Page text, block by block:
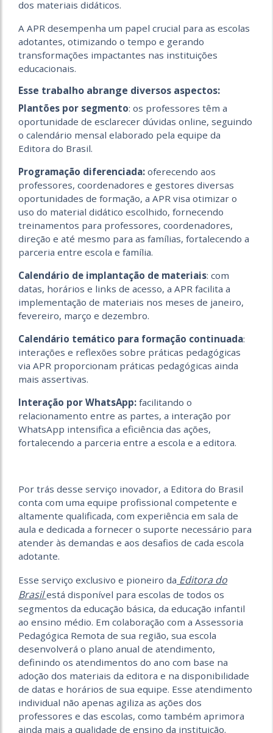
dos materiais didáticos.
A APR desempenha um papel crucial para as escolas
adotantes, otimizando o tempo e gerando
transformações impactantes nas instituições
educacionais.
Esse trabalho abrange diversos aspectos:
Plantões por segmento: os professores têm a
oportunidade de esclarecer dúvidas online, seguindo
o calendário mensal elaborado pela equipe da
Editora do Brasil.
Programação diferenciada: oferecendo aos
professores, coordenadores e gestores diversas
oportunidades de formação, a APR visa otimizar o
uso do material didático escolhido, fornecendo
treinamentos para professores, coordenadores,
direção e até mesmo para as famílias, fortalecendo a
parceria entre escola e família.
Calendário de implantação de materiais: com
datas, horários e links de acesso, a APR facilita a
implementação de materiais nos meses de janeiro,
fevereiro, março e dezembro.
Calendário temático para formação continuada:
interações e reflexões sobre práticas pedagógicas
via APR proporcionam práticas pedagógicas ainda
mais assertivas.
Interação por WhatsApp: facilitando o
relacionamento entre as partes, a interação por
WhatsApp intensifica a eficiência das ações,
fortalecendo a parceria entre a escola e a editora.
Por trás desse serviço inovador, a Editora do Brasil
conta com uma equipe profissional competente e
altamente qualificada, com experiência em sala de
aula e dedicada a fornecer o suporte necessário para
atender às demandas e aos desafios de cada escola
adotante.
Esse serviço exclusivo e pioneiro da Editora do
Brasilestá disponível para escolas de todos os
segmentos da educação básica, da educação infantil
ao ensino médio. Em colaboração com a Assessoria
Pedagógica Remota de sua região, sua escola
desenvolverá o plano anual de atendimento,
definindo os atendimentos do ano com base na
adoção dos materiais da editora e na disponibilidade
de datas e horários de sua equipe. Esse atendimento
individual não apenas agiliza as ações dos
professores e das escolas, como também aprimora
ainda mais a qualidade de ensino da instituição.